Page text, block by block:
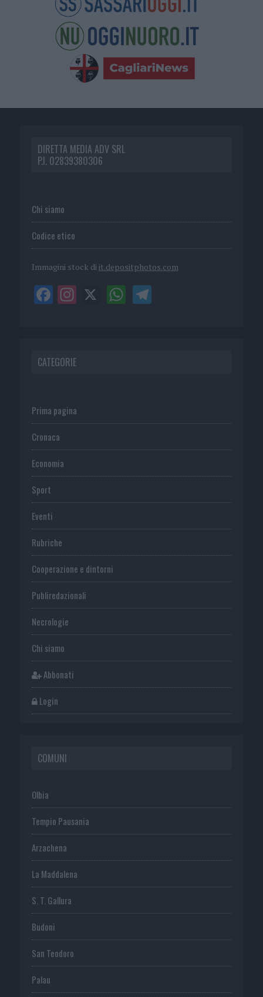
DIRETTA MEDIA ADV SRL
P.I. 02839380306
Chi siamo
Codice etico
Immagini stock di it.depositphotos.com
CATEGORIE
Prima pagina
Cronaca
Economia
Sport
Eventi
Rubriche
Cooperazione e dintorni
Publiredazionali
Necrologie
Chi siamo
Abbonati
Login
COMUNI
Olbia
Tempio Pausania
Arzachena
La Maddalena
S. T. Gallura
Budoni
San Teodoro
Palau